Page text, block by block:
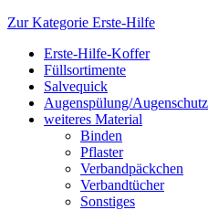
Zur Kategorie Erste-Hilfe
Erste-Hilfe-Koffer
Füllsortimente
Salvequick
Augenspülung/Augenschutz
weiteres Material
Binden
Pflaster
Verbandpäckchen
Verbandtücher
Sonstiges